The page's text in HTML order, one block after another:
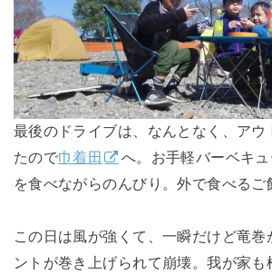
最後のドライブは、なんとなく、アウ
たので巾着田
へ。お手軽バーベキ
を食べながらのんびり。外で食べるご
この日は風が強くて、一瞬だけど竜巻
ントが巻き上げられて崩壊。我が家も